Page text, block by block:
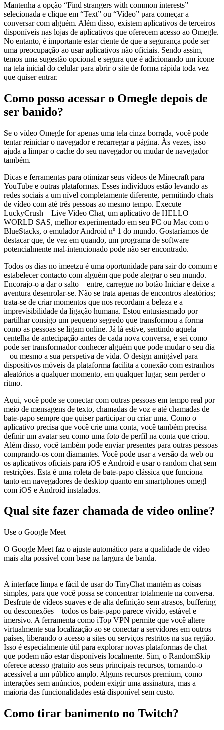
Mantenha a opção “Find strangers with common interests”
selecionada e clique em “Text” ou “Video” para começar a
conversar com alguém. Além disso, existem aplicativos de terceiros
disponíveis nas lojas de aplicativos que oferecem acesso ao Omegle.
No entanto, é importante estar ciente de que a segurança pode ser
uma preocupação ao usar aplicativos não oficiais. Sendo assim,
temos uma sugestão opcional e segura que é adicionando um ícone
na tela inicial do celular para abrir o site de forma rápida toda vez
que quiser entrar.
Como posso acessar o Omegle depois de
ser banido?
Se o vídeo Omegle for apenas uma tela cinza borrada, você pode
tentar reiniciar o navegador e recarregar a página. Às vezes, isso
ajuda a limpar o cache do seu navegador ou mudar de navegador
também.
Dicas e ferramentas para otimizar seus vídeos de Minecraft para
YouTube e outras plataformas. Esses indivíduos estão levando as
redes sociais a um nível completamente diferente, permitindo chats
de vídeo com até três pessoas ao mesmo tempo. Execute
LuckyCrush – Live Video Chat, um aplicativo de HELLO
WORLD SAS, melhor experimentado em seu PC ou Mac com o
BlueStacks, o emulador Android nº 1 do mundo. Gostaríamos de
destacar que, de vez em quando, um programa de software
potencialmente mal-intencionado pode não ser encontrado.
Todos os dias no imeetzu é uma oportunidade para sair do comum e
estabelecer contacto com alguém que pode alegrar o seu mundo.
Encorajo-o a dar o salto – entre, carregue no botão Iniciar e deixe a
aventura desenrolar-se. Não se trata apenas de encontros aleatórios;
trata-se de criar momentos que nos recordam a beleza e a
imprevisibilidade da ligação humana. Estou entusiasmado por
partilhar consigo um pequeno segredo que transformou a forma
como as pessoas se ligam online. Já lá estive, sentindo aquela
centelha de antecipação antes de cada nova conversa, e sei como
pode ser transformador conhecer alguém que pode mudar o seu dia
– ou mesmo a sua perspetiva de vida. O design amigável para
dispositivos móveis da plataforma facilita a conexão com estranhos
aleatórios a qualquer momento, em qualquer lugar, sem perder o
ritmo.
Aqui, você pode se conectar com outras pessoas em tempo real por
meio de mensagens de texto, chamadas de voz e até chamadas de
bate-papo sempre que quiser participar ou criar uma. Como o
aplicativo precisa que você crie uma conta, você também precisa
definir um avatar seu como uma foto de perfil na conta que criou.
Além disso, você também pode enviar presentes para outras pessoas
comprando-os com diamantes. Você pode usar a versão da web ou
os aplicativos oficiais para iOS e Android e usar o random chat sem
restrições. Esta é uma roleta de bate-papo clássica que funciona
tanto em navegadores de desktop quanto em smartphones omegl
com iOS e Android instalados.
Qual site fazer chamada de vídeo online?
Use o Google Meet
O Google Meet faz o ajuste automático para a qualidade de vídeo
mais alta possível com base na largura de banda.
A interface limpa e fácil de usar do TinyChat mantém as coisas
simples, para que você possa se concentrar totalmente na conversa.
Desfrute de vídeos suaves e de alta definição sem atrasos, buffering
ou desconexões – todos os bate-papo parece vívido, estável e
imersivo. A ferramenta como iTop VPN permite que você altere
virtualmente sua localização ao se conectar a servidores em outros
países, liberando o acesso a sites ou serviços restritos na sua região.
Isso é especialmente útil para explorar novas plataformas de chat
que podem não estar disponíveis localmente. Sim, o RandomSkip
oferece acesso gratuito aos seus principais recursos, tornando-o
acessível a um público amplo. Alguns recursos premium, como
interações sem anúncios, podem exigir uma assinatura, mas a
maioria das funcionalidades está disponível sem custo.
Como tirar banimento no Twitch?